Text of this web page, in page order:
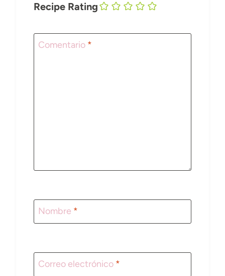
Recipe Rating
Comentario *
Nombre *
Correo electrónico *